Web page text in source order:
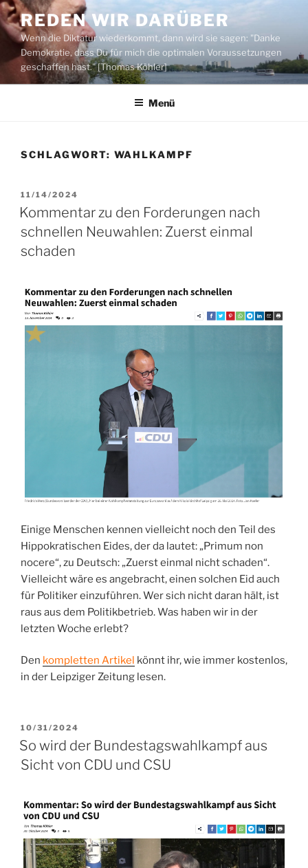
Zum
Inhalt
springen
REDEN WIR DARÜBER
Wenn die Diktatur wiederkommt, dann wird sie sagen: "Danke
Demokratie, dass Du für mich die optimalen Voraussetzungen
geschaffen hast." [Thomas Köhler]
Menü
SCHLAGWORT: WAHLKAMPF
VERÖFFENTLICHT
AM
11/14/2024
Kommentar zu den Forderungen nach
schnellen Neuwahlen: Zuerst einmal
schaden
Einige Menschen kennen vielleicht noch den Teil des
Hippokratischen Eides, der da lautet: „Primum non
nocere“, zu Deutsch: „Zuerst einmal nicht schaden“.
Vielleicht wäre es angebracht, einen solchen Eid auch
für Politiker einzuführen. Wer sich nicht daran hält, ist
raus aus dem Politikbetrieb. Was haben wir in der
letzten Woche erlebt?
Den kompletten Artikel könnt ihr, wie immer kostenlos,
in der Leipziger Zeitung lesen.
VERÖFFENTLICHT
AM
10/31/2024
So wird der Bundestagswahlkampf aus
Sicht von CDU und CSU